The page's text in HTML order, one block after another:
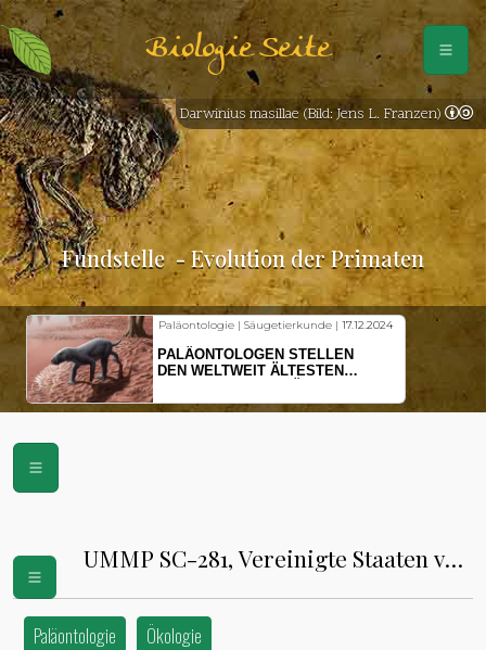
Biologie Seite
Fundstelle - Evolution der Primaten
Paläontologie | Säugetierkunde | 17.12.2024
PALÄONTOLOGEN STELLEN
DEN WELTWEIT ÄLTESTEN
VOR
Darwinius masillae (Bild: Jens L. Franzen)
UMMP SC-281, Vereinigte Staaten von
Paläontologie Ökologie